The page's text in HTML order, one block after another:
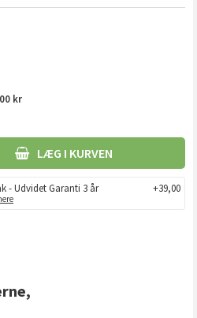
kr
LÆG I KURVEN
- Udvidet Garanti 3 år +39,00